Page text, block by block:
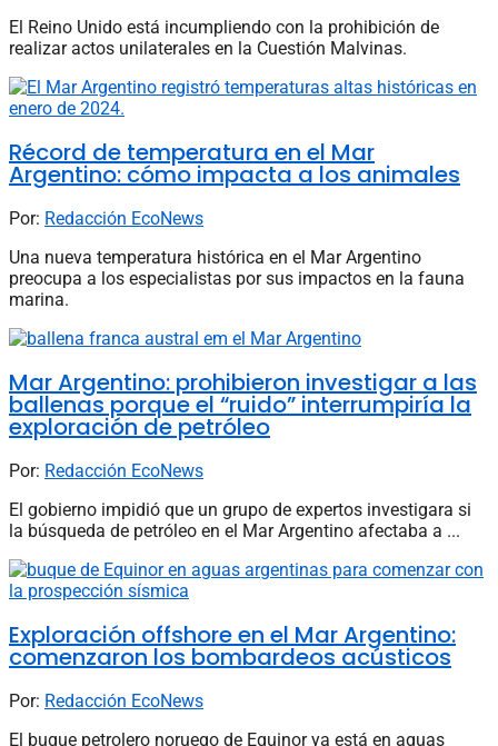
El Reino Unido está incumpliendo con la prohibición de
realizar actos unilaterales en la Cuestión Malvinas.
Récord de temperatura en el Mar
Argentino: cómo impacta a los animales
Por: Redacción EcoNews
Una nueva temperatura histórica en el Mar Argentino
preocupa a los especialistas por sus impactos en la fauna
marina.
Mar Argentino: prohibieron investigar a las
ballenas porque el “ruido” interrumpiría la
exploración de petróleo
Por: Redacción EcoNews
El gobierno impidió que un grupo de expertos investigara si
la búsqueda de petróleo en el Mar Argentino afectaba a ...
Exploración offshore en el Mar Argentino:
comenzaron los bombardeos acústicos
Por: Redacción EcoNews
El buque petrolero noruego de Equinor ya está en aguas